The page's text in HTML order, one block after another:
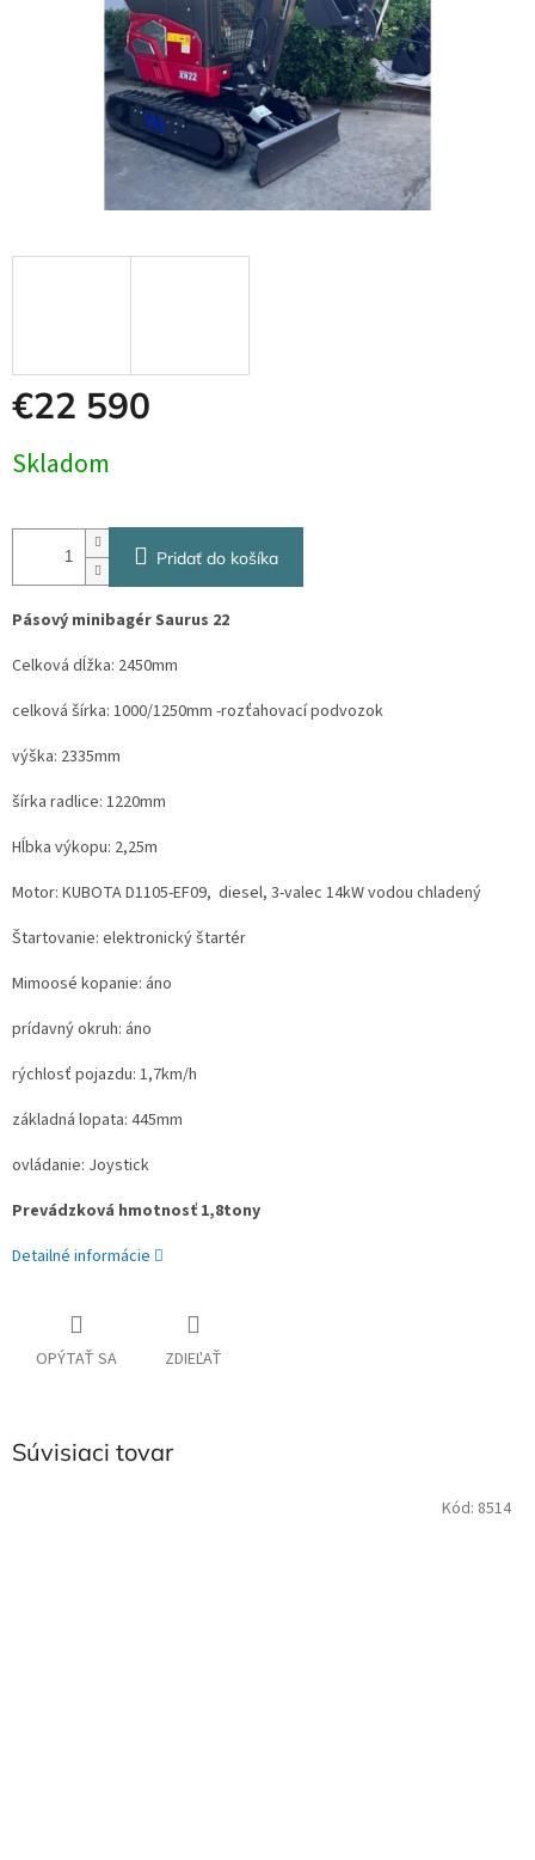
€22 590
cena:
Skladom
Pridať do košíka
Pásový minibagér Saurus 22
Celková dĺžka: 2450mm
celková šírka: 1000/1250mm -rozťahovací podvozok
výška: 2335mm
šírka radlice: 1220mm
Hĺbka výkopu: 2,25m
Motor: KUBOTA D1105-EF09, diesel, 3-valec 14kW vodou chladený
Štartovanie: elektronický štartér
Mimoosé kopanie: áno
prídavný okruh: áno
rýchlosť pojazdu: 1,7km/h
základná lopata: 445mm
ovládanie: Joystick
Prevádzková hmotnosť 1,8tony
Detailné informácie
OPÝTAŤ SA ZDIEĽAŤ
Súvisiaci tovar
Kód: 8514